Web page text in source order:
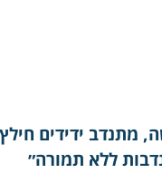
מתנדב ידידים
ללא תמורה״